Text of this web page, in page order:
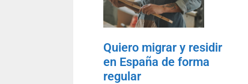
Quiero migrar y residir
en España de forma
regular